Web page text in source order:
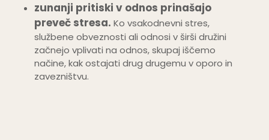
zunanji pritiski v odnos prinašajo
preveč stresa. Ko vsakodnevni stres,
službene obveznosti ali odnosi v širši družini
začnejo vplivati na odnos, skupaj iščemo
načine, kak ostajati drug drugemu v oporo in
zavezništvu.